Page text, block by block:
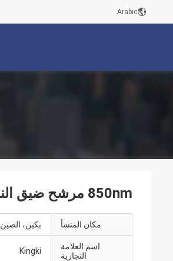
Arabic
850nm مرشح ضيق النطاق الضوئي مخصص لنظام التعرف على الوجوه
مكان المنشأ بكين، الصين
اسم العلامة
التجارية
Kingki